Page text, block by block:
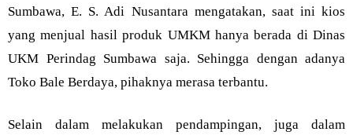
Sumbawa, E. S. Adi Nusantara mengatakan, saat ini kios
yang menjual hasil produk UMKM hanya berada di Dinas
UKM Perindag Sumbawa saja. Sehingga dengan adanya
Toko Bale Berdaya, pihaknya merasa terbantu.
Selain dalam melakukan pendampingan, juga dalam